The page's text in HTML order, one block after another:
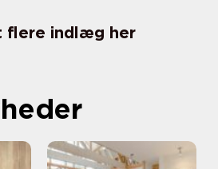
flere indlæg her